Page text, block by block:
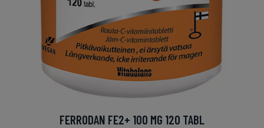
FERRODAN FE2+ 100 MG 120 TABL